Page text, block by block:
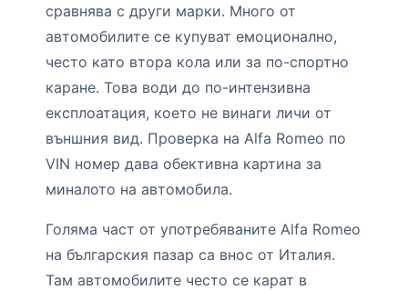
сравнява с други марки. Много от
автомобилите се купуват емоционално,
често като втора кола или за по-спортно
каране. Това води до по-интензивна
експлоатация, което не винаги личи от
външния вид. Проверка на Alfa Romeo по
VIN номер дава обективна картина за
миналото на автомобила.
Голяма част от употребяваните Alfa Romeo
на българския пазар са внос от Италия.
Там автомобилите често се карат в